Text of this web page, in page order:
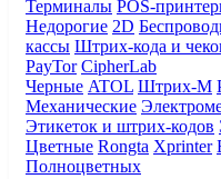
Терминалы POS-
Недорогие 2D
кассы Штрих-кода и
PayTor CipherLab
Черные ATOL Штрих-М
Механические
Этикеток и штрих-кодов
Цветные Rongta Xprinter
Полноцветных